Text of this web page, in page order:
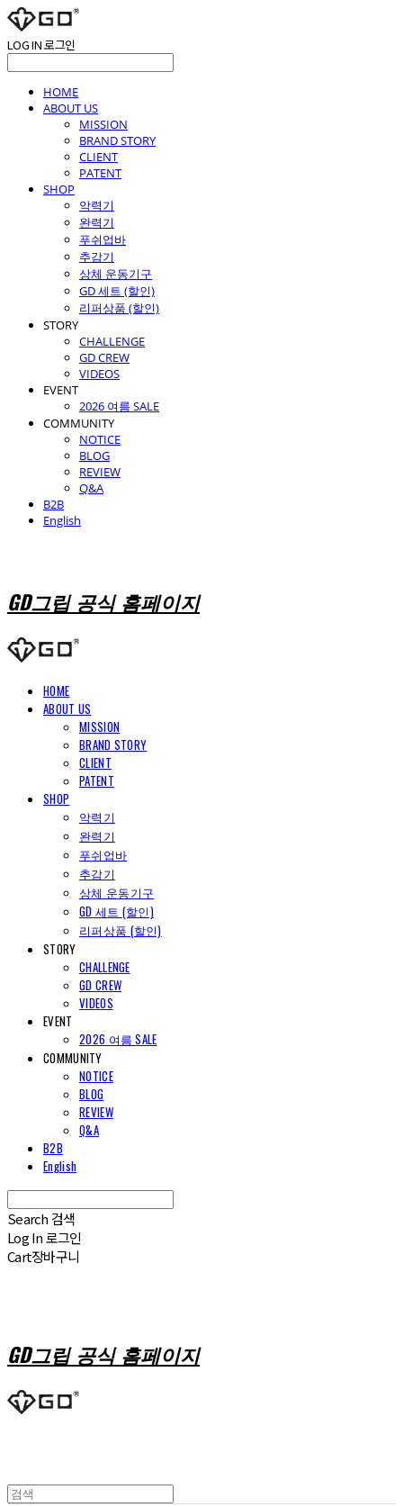
LOG IN로그인
HOME
ABOUT US
MISSION
BRAND STORY
CLIENT
PATENT
SHOP
악력기
완력기
푸쉬업바
추감기
상체 운동기구
GD 세트 (할인)
리퍼상품 (할인)
STORY
CHALLENGE
GD CREW
VIDEOS
EVENT
2026 여름 SALE
COMMUNITY
NOTICE
BLOG
REVIEW
Q&A
B2B
English
GD그립 공식 홈페이지
HOME
ABOUT US
MISSION
BRAND STORY
CLIENT
PATENT
SHOP
악력기
완력기
푸쉬업바
추감기
상체 운동기구
GD 세트 (할인)
리퍼상품 (할인)
STORY
CHALLENGE
GD CREW
VIDEOS
EVENT
2026 여름 SALE
COMMUNITY
NOTICE
BLOG
REVIEW
Q&A
B2B
English
Search 검색
Log In로그인
Cart장바구니
GD그립 공식 홈페이지